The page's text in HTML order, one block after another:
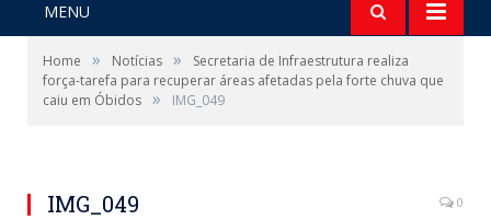
MENU
Home » Notícias »
Secretaria de Infraestrutura realiza
força-tarefa para recuperar áreas afetadas pela forte chuva que
caiu em Óbidos » IMG_049
IMG_049 0